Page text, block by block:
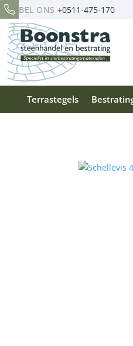
BEL ONS +0511-475-170
Terrastegels